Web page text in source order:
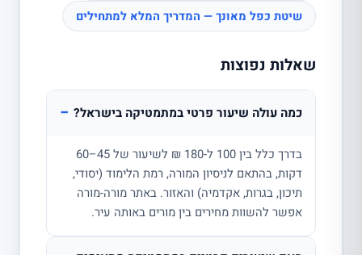
שיטת כפל מאונך — המדריך המלא למתחילים
שאלות נפוצות
כמה עולה שיעור פרטי במתמטיקה בישראל? −
בדרך כלל בין 100 ל-180 ₪ לשיעור של 45–60
דקות, בהתאם לניסיון המורה, רמת הלימוד (יסודי,
תיכון, בגרות, אקדמיה) והאזור. באתר מורה-מורה
אפשר להשוות מחירים בין מורים באותה עיר.